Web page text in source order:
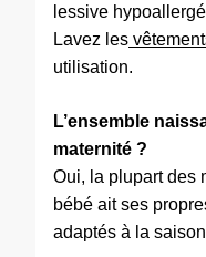
lessive
Lavez les
utilisation.
L’ensemble
maternité ?
Oui, la plupart des
bébé ait ses
adaptés à la